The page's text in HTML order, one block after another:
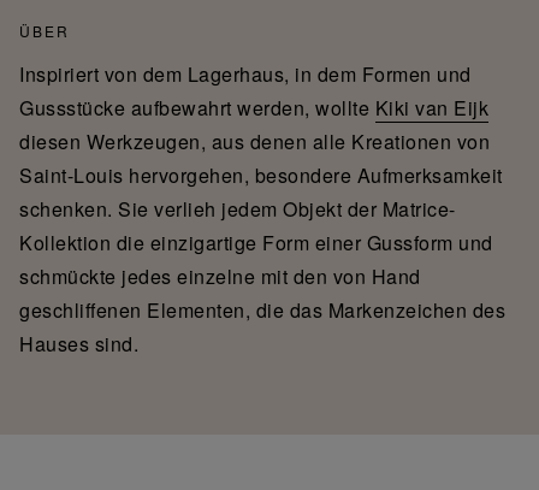
ÜBER
Inspiriert von dem Lagerhaus, in dem Formen und
Gussstücke aufbewahrt werden, wollte Kiki van Eijk
diesen Werkzeugen, aus denen alle Kreationen von
Saint-Louis hervorgehen, besondere Aufmerksamkeit
schenken. Sie verlieh jedem Objekt der Matrice-
Kollektion die einzigartige Form einer Gussform und
schmückte jedes einzelne mit den von Hand
geschliffenen Elementen, die das Markenzeichen des
Hauses sind.